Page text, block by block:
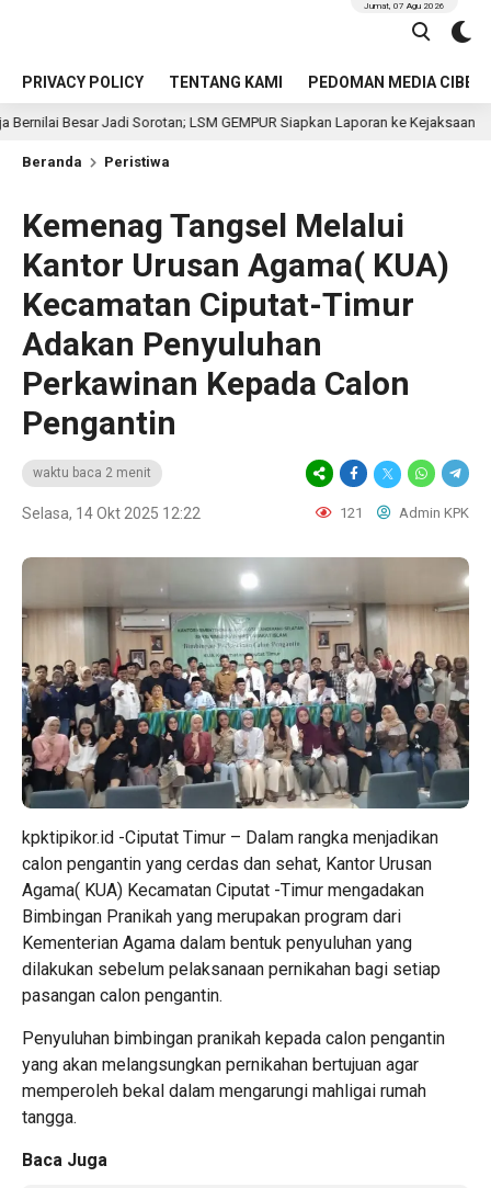
PRIVACY POLICY TENTANG KAMI PEDOMAN MEDIA CIBER
Jumat, 07 Agu 2026
Sorotan; LSM GEMPUR Siapkan Laporan ke Kejaksaan 5 jam
Beranda Peristiwa
Kemenag Tangsel Melalui
Kantor Urusan Agama( KUA)
Kecamatan Ciputat-Timur
Adakan Penyuluhan
Perkawinan Kepada Calon
Pengantin
waktu baca 2 menit
Selasa, 14 Okt 2025 12:22 121 Admin KPK
kpktipikor.id -Ciputat Timur – Dalam rangka menjadikan
calon pengantin yang cerdas dan sehat, Kantor Urusan
Agama( KUA) Kecamatan Ciputat -Timur mengadakan
Bimbingan Pranikah yang merupakan program dari
Kementerian Agama dalam bentuk penyuluhan yang
dilakukan sebelum pelaksanaan pernikahan bagi setiap
pasangan calon pengantin.
Penyuluhan bimbingan pranikah kepada calon pengantin
yang akan melangsungkan pernikahan bertujuan agar
memperoleh bekal dalam mengarungi mahligai rumah
tangga.
Baca Juga